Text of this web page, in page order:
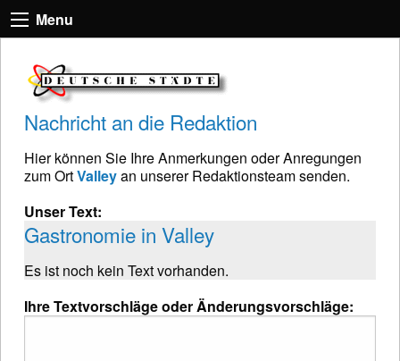
Menu
Nachricht an die Redaktion
Hier können Sie Ihre Anmerkungen oder Anregungen
zum OrtValleyan unserer Redaktionsteam senden.
Unser Text:
Gastronomie in Valley
Es ist noch kein Text vorhanden.
Ihre Textvorschläge oder Änderungsvorschläge: